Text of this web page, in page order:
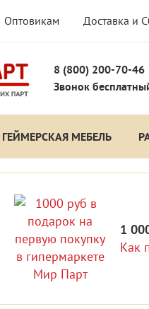
Оптовикам Доставка и
8 (800) 200-70-46
Звонок
ГЕЙМЕРСКАЯ МЕБЕЛЬ
1
Как